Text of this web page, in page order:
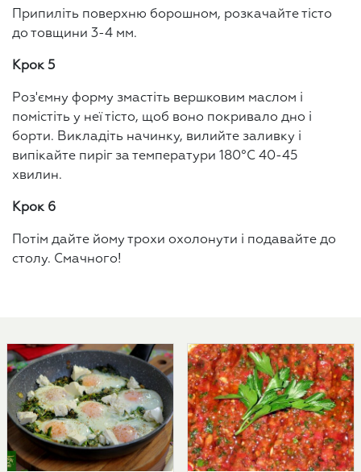
Припиліть поверхню борошном, розкачайте тісто
до товщини 3-4 мм.
Крок 5
Роз'ємну форму змастіть вершковим маслом і
помістіть у неї тісто, щоб воно покривало дно і
борти. Викладіть начинку, вилийте заливку і
випікайте пиріг за температури 180°C 40-45
хвилин.
Крок 6
Потім дайте йому трохи охолонути і подавайте до
столу. Смачного!